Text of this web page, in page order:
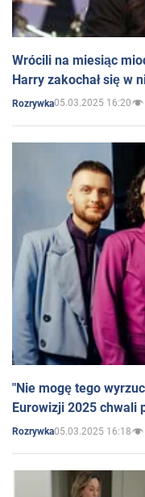
Wrócili na miesiąc
Harry zakochał się w
Rozrywka05.03.2025 16:20
"Nie mogę tego
Eurowizji 2025 chwali
Rozrywka05.03.2025 16:18